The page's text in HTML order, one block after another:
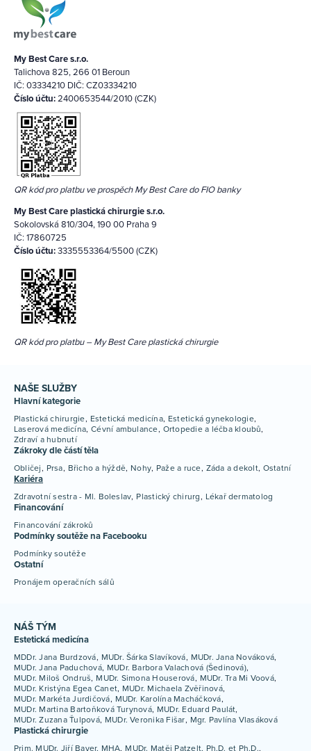
My Best Care s.r.o.
Talichova 825, 266 01 Beroun
IČ: 03334210 DIČ: CZ03334210
Číslo účtu:2400653544/2010 (CZK)
QR kód pro platbu ve prospěch My Best Care do FIO banky
My Best Care plastická chirurgie s.r.o.
Sokolovská 810/304, 190 00 Praha 9
IČ: 17860725
Číslo účtu:3335553364/5500 (CZK)
QR kód pro platbu – My Best Care plastická chirurgie
NAŠE SLUŽBY
Hlavní kategorie
Plastická chirurgie Estetická medicína Estetická gynekologie
Laserová medicína Cévní ambulance Ortopedie a léčba kloubů
Zdraví a hubnutí
Zákroky dle částí těla
Obličej Prsa Břicho a hýždě Nohy Paže a ruce Záda a dekolt Ostatní
Kariéra
Zdravotní sestra - Ml. Boleslav Plastický chirurg Lékař dermatolog
Financování
Financování zákroků
Podmínky soutěže na Facebooku
Podmínky soutěže
Ostatní
Pronájem operačních sálů
NÁŠ TÝM
Estetická medicína
MDDr. Jana Burdzová MUDr. Šárka Slavíková MUDr. Jana Nováková
MUDr. Jana Paduchová MUDr. Barbora Valachová (Šedinová)
MUDr. Miloš Ondruš MUDr. Simona Houserová MUDr. Tra Mi Voová
MUDr. Kristýna Egea Canet MUDr. Michaela Zvěřinová
MUDr. Markéta Jurdičová MUDr. Karolína Macháčková
MUDr. Martina Bartoňková Turynová MUDr. Eduard Paulát
MUDr. Zuzana Ťulpová MUDr. Veronika Fišar Mgr. Pavlína Vlasáková
Plastická chirurgie
Prim. MUDr. Jiří Bayer, MHA MUDr. Matěj Patzelt, Ph.D. et Ph.D.